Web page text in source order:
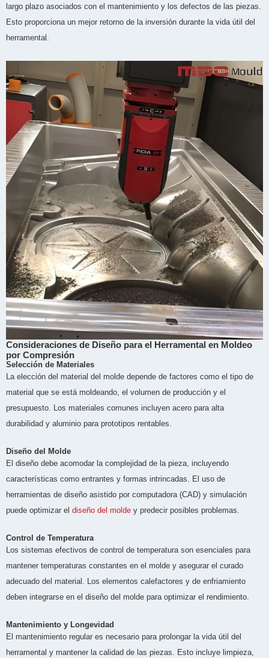
largo plazo asociados con el mantenimiento y los defectos de las piezas.
Esto proporciona un mejor retorno de la inversión durante la vida útil del
herramental.
Consideraciones de Diseño para el Herramental en Moldeo
por Compresión
Selección de Materiales
La elección del material del molde depende de factores como el tipo de
material que se está moldeando, el volumen de producción y el
presupuesto. Los materiales comunes incluyen acero para alta
durabilidad y aluminio para prototipos rentables.
Diseño del Molde
El diseño debe acomodar la complejidad de la pieza, incluyendo
características como entrantes y formas intrincadas. El uso de
herramientas de diseño asistido por computadora (CAD) y simulación
puede optimizar el diseño del molde y predecir posibles problemas.
Control de Temperatura
Los sistemas efectivos de control de temperatura son esenciales para
mantener temperaturas constantes en el molde y asegurar el curado
adecuado del material. Los elementos calefactores y de enfriamiento
deben integrarse en el diseño del molde para optimizar el rendimiento.
Mantenimiento y Longevidad
El mantenimiento regular es necesario para prolongar la vida útil del
herramental y mantener la calidad de las piezas. Esto incluye limpieza,